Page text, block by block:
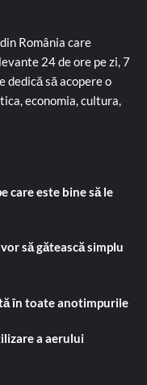
România care
24 de ore pe zi, 7
dedică să acopere o
economia, cultura,
care este bine să le
să gătească simplu
în toate anotimpurile
a aerului